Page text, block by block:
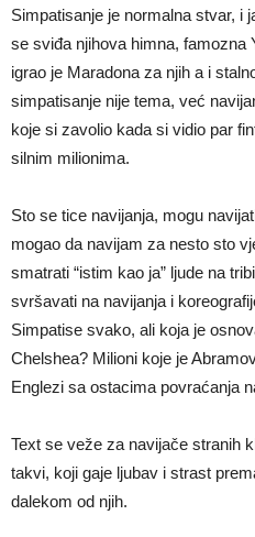
Simpatisanje je normalna stvar, i
se sviđa njihova himna, famozna
igrao je Maradona za njih a i
simpatisanje nije tema, već
koje si zavolio kada si vidio par
silnim milionima.
Sto se tice navijanja, mogu
mogao da navijam za nesto sto
smatrati “istim kao ja” ljude na
svršavati na navijanja i
Simpatise svako, ali koja je
Chelshea? Milioni koje je
Englezi sa ostacima povraćanja
Text se veže za navijače stranih
takvi, koji gaje ljubav i strast
dalekom od njih.